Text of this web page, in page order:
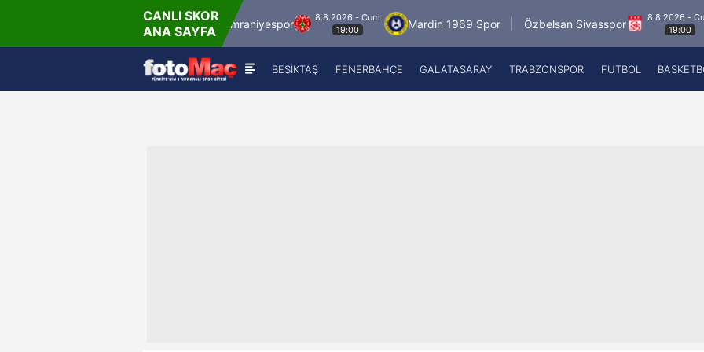
CANLI SKOR
ANA SAYFA
İstanbulspor Ümraniyespor
8.8.2026 - Cum
19:00
Mardin 1969 Spor Özbelsan Sivasspor
8.8.2026 - Cum
19:00
BEŞİKTAŞ FENERBAHÇE GALATASARAY TRABZONSPOR FUTBOL